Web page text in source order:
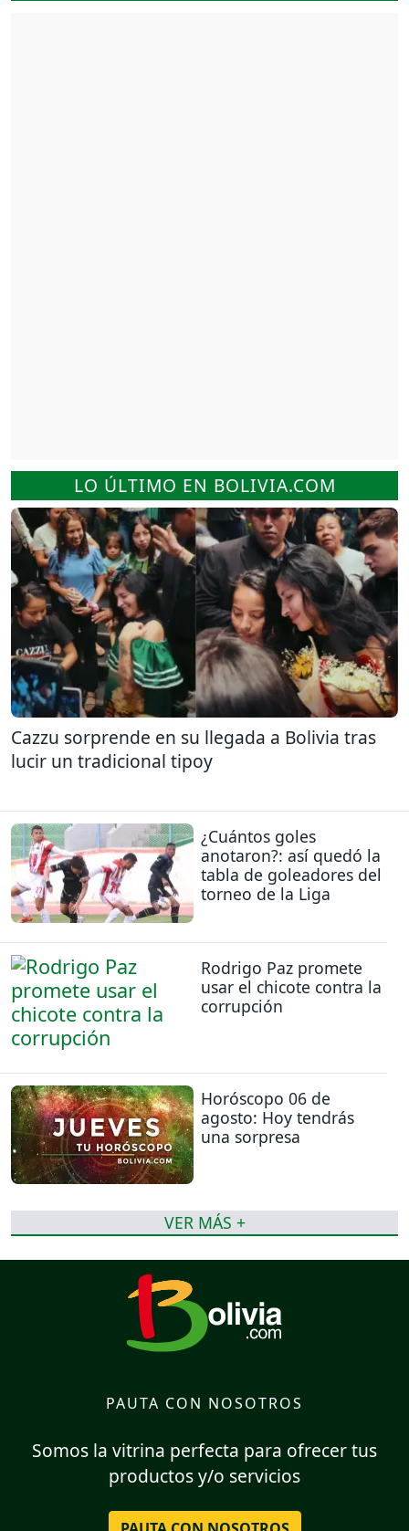
LO ÚLTIMO EN BOLIVIA.COM
Cazzu sorprende en su llegada a Bolivia tras
lucir un tradicional tipoy
¿Cuántos goles
anotaron?: así quedó la
tabla de goleadores del
torneo de la Liga
Rodrigo Paz promete
usar el chicote contra la
corrupción
Horóscopo 06 de
agosto: Hoy tendrás
una sorpresa
VER MÁS +
PAUTA CON NOSOTROS
Somos la vitrina perfecta para ofrecer tus
productos y/o servicios